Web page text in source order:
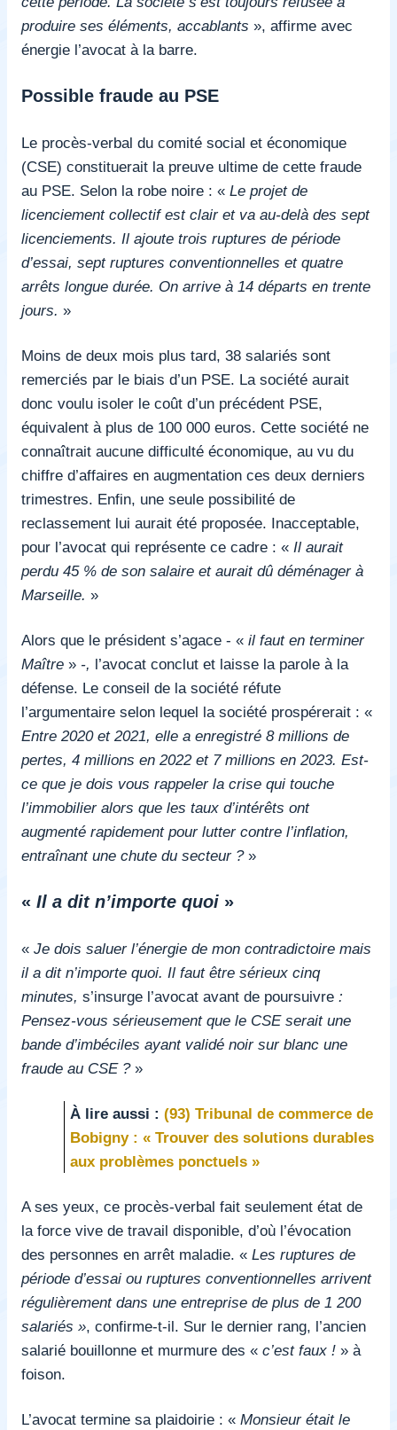
produire ses éléments, accablants », affirme avec
énergie l’avocat à la barre.
Possible fraude au PSE
Le procès-verbal du comité social et économique
(CSE) constituerait la preuve ultime de cette fraude
au PSE. Selon la robe noire : « Le projet de
licenciement collectif est clair et va au-delà des sept
licenciements. Il ajoute trois ruptures de période
d’essai, sept ruptures conventionnelles et quatre
arrêts longue durée. On arrive à 14 départs en trente
jours. »
Moins de deux mois plus tard, 38 salariés sont
remerciés par le biais d’un PSE. La société aurait
donc voulu isoler le coût d’un précédent PSE,
équivalent à plus de 100 000 euros. Cette société ne
connaîtrait aucune difficulté économique, au vu du
chiffre d’affaires en augmentation ces deux derniers
trimestres. Enfin, une seule possibilité de
reclassement lui aurait été proposée. Inacceptable,
pour l’avocat qui représente ce cadre : « Il aurait
perdu 45 % de son salaire et aurait dû déménager à
Marseille. »
Alors que le président s’agace - « il faut en terminer
Maître » -, l’avocat conclut et laisse la parole à la
défense. Le conseil de la société réfute
l’argumentaire selon lequel la société prospérerait : «
Entre 2020 et 2021, elle a enregistré 8 millions de
pertes, 4 millions en 2022 et 7 millions en 2023. Est-
ce que je dois vous rappeler la crise qui touche
l’immobilier alors que les taux d’intérêts ont
augmenté rapidement pour lutter contre l’inflation,
entraînant une chute du secteur ? »
« Il a dit n’importe quoi »
« Je dois saluer l’énergie de mon contradictoire mais
il a dit n’importe quoi. Il faut être sérieux cinq
minutes, s’insurge l’avocat avant de poursuivre :
Pensez-vous sérieusement que le CSE serait une
bande d’imbéciles ayant validé noir sur blanc une
fraude au CSE ? »
À lire aussi : (93) Tribunal de commerce de
Bobigny : « Trouver des solutions durables
aux problèmes ponctuels »
A ses yeux, ce procès-verbal fait seulement état de
la force vive de travail disponible, d’où l’évocation
des personnes en arrêt maladie. « Les ruptures de
période d’essai ou ruptures conventionnelles arrivent
régulièrement dans une entreprise de plus de 1 200
salariés », confirme-t-il. Sur le dernier rang, l’ancien
salarié bouillonne et murmure des « c’est faux ! » à
foison.
L’avocat termine sa plaidoirie : « Monsieur était le